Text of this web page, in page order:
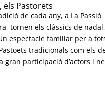
els Pastorets
de cada any, a La Passió
tornen els clàssics de nadal,
Un espectacle familiar per a
tradicionals com els
gran participació d’actors i